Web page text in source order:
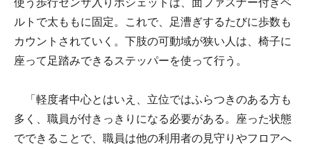
使う歩行センサ入りポシェットは、面ファスナー付きベ
ルトで太ももに固定。これで、足漕ぎするたびに歩数も
カウントされていく。下肢の可動域が狭い人は、椅子に
座って足踏みできるステッパーを使って行う。
「軽度者中心とはいえ、立位ではふらつきのある方も
多く、職員が付きっきりになる必要がある。座った状態
でできることで、職員は他の利用者の見守りやフロアへ